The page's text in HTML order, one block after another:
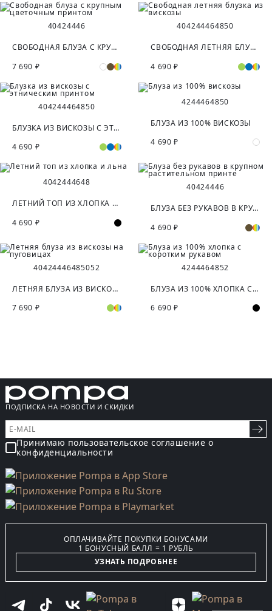
40424446
СВОБОДНАЯ БЛУЗА С КРУПНЫМ ЦВЕТОЧНЫМ ПРИНТОМ
7 690 ₽
404244464850
СВОБОДНАЯ ЛЕТНЯЯ БЛУЗКА ИЗ ВИСКОЗЫ
4 690 ₽
404244464850
БЛУЗКА ИЗ ВИСКОЗЫ С ЭТНИЧЕСКИМ ПРИНТОМ
4 690 ₽
4244464850
БЛУЗА ИЗ 100% ВИСКОЗЫ
4 690 ₽
4042444648
ЛЕТНИЙ ТОП ИЗ ХЛОПКА И ЛЬНА
4 690 ₽
40424446
БЛУЗА БЕЗ РУКАВОВ В КРУПНОМ РАСТИТЕЛЬНОМ ПРИНТЕ
4 690 ₽
40424446485052
ЛЕТНЯЯ БЛУЗА ИЗ ВИСКОЗЫ НА ПУГОВИЦАХ
7 690 ₽
4244464852
БЛУЗА ИЗ 100% ХЛОПКА С КОРОТКИМ РУКАВОМ
6 690 ₽
ПОДПИСКА НА НОВОСТИ И СКИДКИ
Принимаю пользовательское соглашение о
конфиденциальности
ОПЛАЧИВАЙТЕ ПОКУПКИ БОНУСАМИ
1 БОНУСНЫЙ БАЛЛ = 1 РУБЛЬ
УЗНАТЬ ПОДРОБНЕЕ